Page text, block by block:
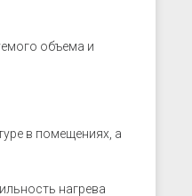
объема и
в помещениях, а
нагрева